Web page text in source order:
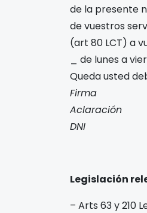
de la presente
de vuestros
(art 80 LCT) a
_ de lunes a
Queda usted
Firma
Aclaración
DNI
Legislación
– Arts 63 y 210